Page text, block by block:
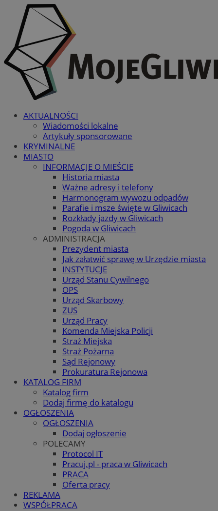
AKTUALNOŚCI
Wiadomości lokalne
Artykuły sponsorowane
KRYMINALNE
MIASTO
INFORMACJE O MIEŚCIE
Historia miasta
Ważne adresy i telefony
Harmonogram wywozu odpadów
Parafie i msze święte w Gliwicach
Rozkłady jazdy w Gliwicach
Pogoda w Gliwicach
ADMINISTRACJA
Prezydent miasta
Jak załatwić sprawę w Urzędzie miasta
INSTYTUCJE
Urząd Stanu Cywilnego
OPS
Urząd Skarbowy
ZUS
Urząd Pracy
Komenda Miejska Policji
Straż Miejska
Straż Pożarna
Sąd Rejonowy
Prokuratura Rejonowa
KATALOG FIRM
Katalog firm
Dodaj firmę do katalogu
OGŁOSZENIA
OGŁOSZENIA
Dodaj ogłoszenie
POLECAMY
Protocol IT
Pracuj.pl - praca w Gliwicach
PRACA
Oferta pracy
REKLAMA
WSPÓŁPRACA